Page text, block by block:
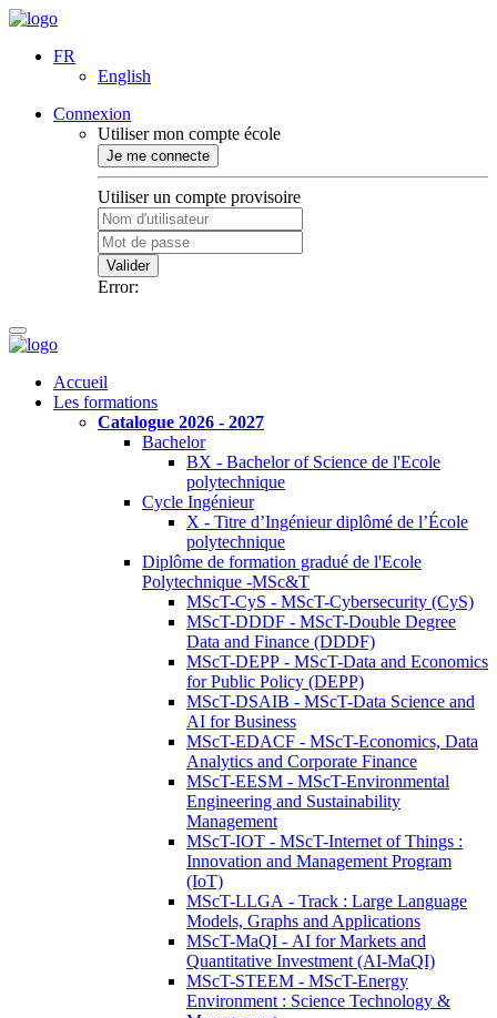
FR
English
Connexion
Utiliser mon compte école
Je me connecte
Utiliser un compte provisoire
Valider
Error:
Accueil
Les formations
Catalogue 2026 - 2027
Bachelor
BX - Bachelor of Science de l'Ecole
polytechnique
Cycle Ingénieur
X - Titre d’Ingénieur diplômé de l’École
polytechnique
Diplôme de formation gradué de l'Ecole
Polytechnique -MSc&T
MScT-CyS - MScT-Cybersecurity (CyS)
MScT-DDDF - MScT-Double Degree
Data and Finance (DDDF)
MScT-DEPP - MScT-Data and Economics
for Public Policy (DEPP)
MScT-DSAIB - MScT-Data Science and
AI for Business
MScT-EDACF - MScT-Economics, Data
Analytics and Corporate Finance
MScT-EESM - MScT-Environmental
Engineering and Sustainability
Management
MScT-IOT - MScT-Internet of Things :
Innovation and Management Program
(IoT)
MScT-LLGA - Track : Large Language
Models, Graphs and Applications
MScT-MaQI - AI for Markets and
Quantitative Investment (AI-MaQI)
MScT-STEEM - MScT-Energy
Environment : Science Technology &